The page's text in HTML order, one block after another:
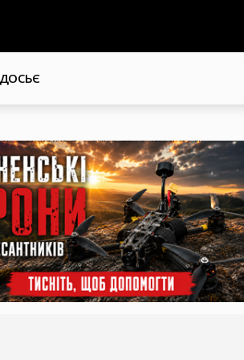
ДОСЬЄ